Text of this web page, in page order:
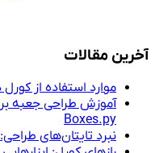
آخرین مقالات
موارد استفاده از کورل
Boxes.py
نبرد تایتان‌های